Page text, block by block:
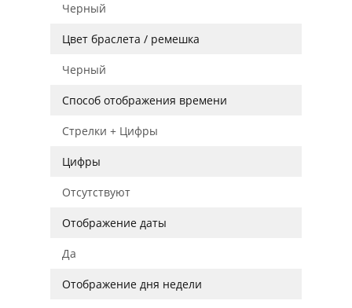
Черный
Цвет браслета / ремешка
Черный
Способ отображения времени
Стрелки + Цифры
Цифры
Отсутствуют
Отображение даты
Да
Отображение дня недели